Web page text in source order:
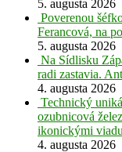
5. augusta 2026
Poverenou
Ferancová, na
5. augusta 2026
Na Sídlisku
radi zastavia.
4. augusta 2026
Technický
ozubnicová
ikonickými
4. augusta 2026